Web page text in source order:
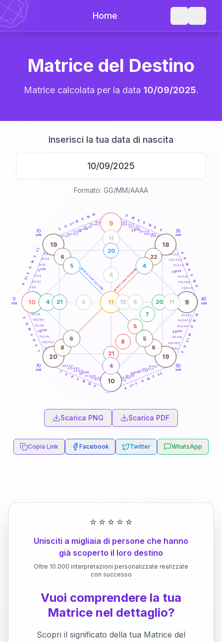
Home
Matrice del Destino
Matrice calcolata per la data 10/09/2025.
Inserisci la tua data di nascita
Formato: GG/MM/AAAA
generazione maschile generazione femminile
0
anni
10
anni
30
anni
40
anni
50
anni
60
70
anni
1-2,5
2,5-3,5
3,5-4
6-7,5
7,5-8,5
8,5-9
11-12,5
12,5-13,5
13,5-14
16-17,5
17,5-18,5
18,5-19
21-22,5
22,5-23,5
23,5-24
26-27,5
27,5-28,5
28,5-29
31-32,5
32,5-33,5
33,5-34
36-37,5
37,5-38,5
38,5-39
41-42,5
42,5-43,5
43,5-44
46-47,5
47,5-48,5
48,5-49
51-52,5
52,5-53,5
53,5-54
56-57,5
57,5-58,5
58,5-59
61-62,5
62,5-63,5
63,5-64
66-67,5
67,5-68,5
68,5-69
71-72,5
72,5-73,5
73,5-74
76-77,5
77,5-78,5
78,5-79
4
21
5
11
14
3
22
3
11
21
10
11
19
10 9
18 9
9
18 9
9
9
9
18
9
9
18
9
10
19
11
10
21
11
3
22
3
14
11
5
21
4
5
13
16
3
8
5
7
7
5
8
3
16
13
5
10
9
9
10
11
19 18
20 19
21
8
5
7
20
4
11
11
4
21
20
13 6
5
4
6
5
22
4
8
6
6
5
5anni
15 anni 25anni
35anni
45anni
55anni
65anni
75anni
Scarica PNG Scarica PDF
Copia Link Facebook Twitter WhatsApp
⭐ ⭐ ⭐ ⭐ ⭐
Unisciti a migliaia di persone che hanno
già scoperto il loro destino
Oltre 10.000 interpretazioni personalizzate realizzate
con successo
Vuoi comprendere la tua
Matrice nel dettaglio?
Scopri il significato della tua Matrice del